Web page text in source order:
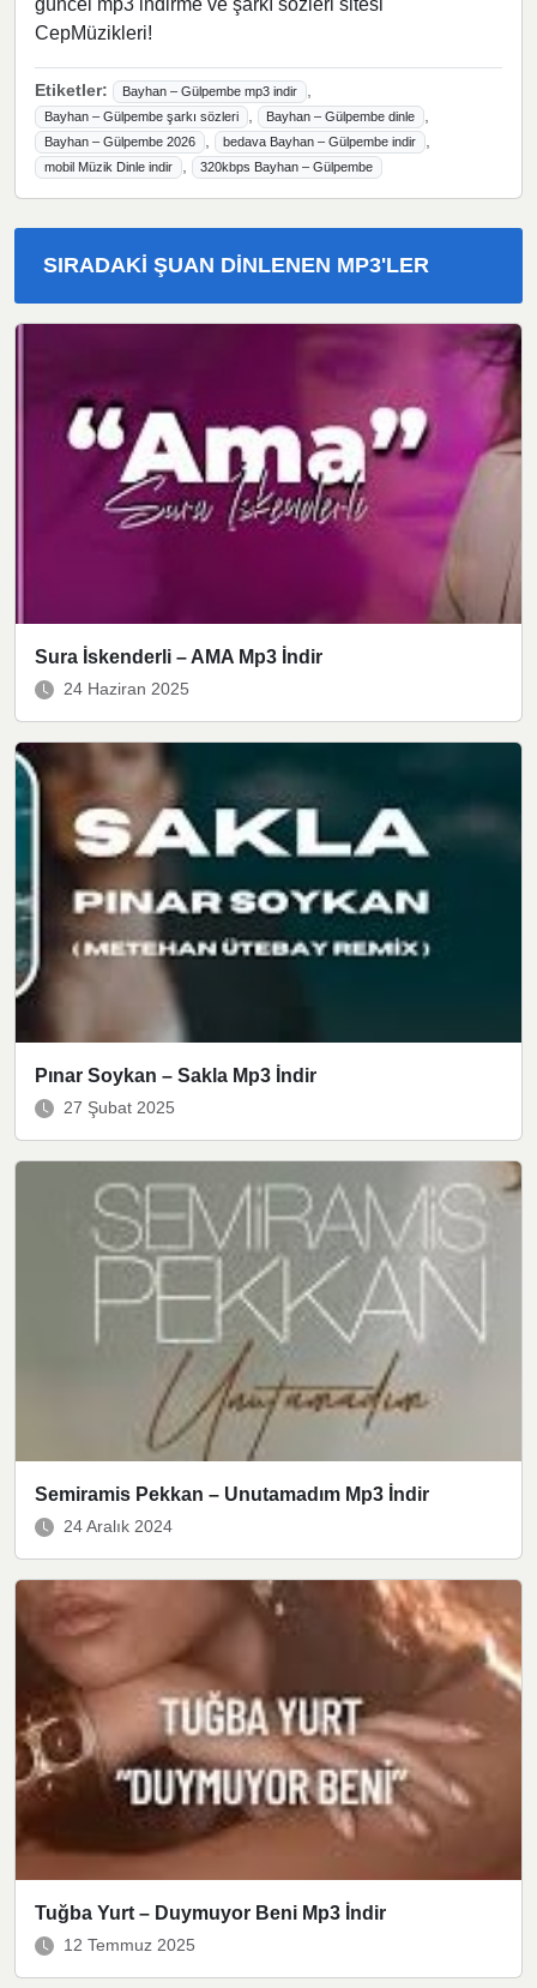
güncel mp3 indirme ve şarkı sözleri sitesi
CepMüzikleri!
Etiketler: Bayhan – Gülpembe mp3 indir ,
Bayhan – Gülpembe şarkı sözleri , Bayhan – Gülpembe dinle ,
Bayhan – Gülpembe 2026 , bedava Bayhan – Gülpembe indir ,
mobil Müzik Dinle indir , 320kbps Bayhan – Gülpembe
SIRADAKI ŞUAN DINLENEN MP3'LER
Sura İskenderli – AMA Mp3 İndir
24 Haziran 2025
Pınar Soykan – Sakla Mp3 İndir
27 Şubat 2025
Semiramis Pekkan – Unutamadım Mp3 İndir
24 Aralık 2024
Tuğba Yurt – Duymuyor Beni Mp3 İndir
12 Temmuz 2025